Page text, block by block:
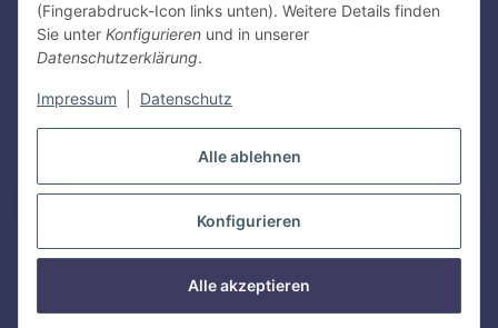
Alle ablehnen
Konfigurieren
Alle akzeptieren
(Fingerabdruck-Icon links unten). Weitere Details finden
Sie unter Konfigurieren und in unserer
Datenschutzerklärung.
Impressum Datenschutz
Gesetzliche Informationen
Informationen
Herstellerinformationen:Gyeon Innovative Chemicals PTE LTD, Bukit
Batik Crescent 1, Singapur, 658064
© 2026 Gyeon Deutschland GmbH